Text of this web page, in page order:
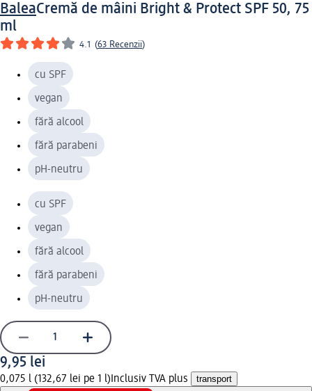
BaleaCremă de mâini Bright & Protect SPF 50, 75
ml
4.1 (63 Recenzii)
cu SPF
vegan
fără alcool
fără parabeni
pH-neutru
cu SPF
vegan
fără alcool
fără parabeni
pH-neutru
9,95 lei
0,075 l (132,67 lei pe 1 l) Inclusiv TVA plus transport